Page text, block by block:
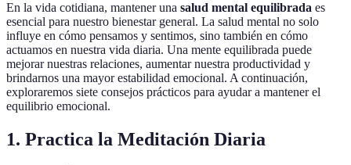
En la vida cotidiana, mantener una salud mental equilibrada es
esencial para nuestro bienestar general. La salud mental no solo
influye en cómo pensamos y sentimos, sino también en cómo
actuamos en nuestra vida diaria. Una mente equilibrada puede
mejorar nuestras relaciones, aumentar nuestra productividad y
brindarnos una mayor estabilidad emocional. A continuación,
exploraremos siete consejos prácticos para ayudar a mantener el
equilibrio emocional.
1. Practica la Meditación Diaria